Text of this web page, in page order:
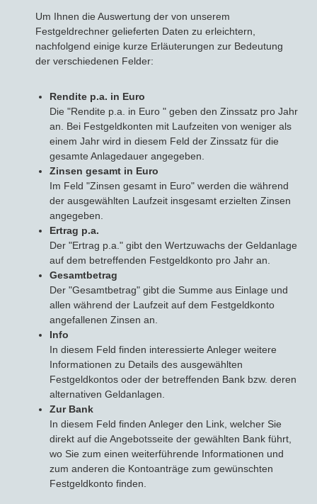
Um Ihnen die Auswertung der von unserem
Festgeldrechner gelieferten Daten zu erleichtern,
nachfolgend einige kurze Erläuterungen zur Bedeutung
der verschiedenen Felder:
Rendite p.a. in Euro
Die "Rendite p.a. in Euro " geben den Zinssatz pro Jahr
an. Bei Festgeldkonten mit Laufzeiten von weniger als
einem Jahr wird in diesem Feld der Zinssatz für die
gesamte Anlagedauer angegeben.
Zinsen gesamt in Euro
Im Feld "Zinsen gesamt in Euro" werden die während
der ausgewählten Laufzeit insgesamt erzielten Zinsen
angegeben.
Ertrag p.a.
Der "Ertrag p.a." gibt den Wertzuwachs der Geldanlage
auf dem betreffenden Festgeldkonto pro Jahr an.
Gesamtbetrag
Der "Gesamtbetrag" gibt die Summe aus Einlage und
allen während der Laufzeit auf dem Festgeldkonto
angefallenen Zinsen an.
Info
In diesem Feld finden interessierte Anleger weitere
Informationen zu Details des ausgewählten
Festgeldkontos oder der betreffenden Bank bzw. deren
alternativen Geldanlagen.
Zur Bank
In diesem Feld finden Anleger den Link, welcher Sie
direkt auf die Angebotsseite der gewählten Bank führt,
wo Sie zum einen weiterführende Informationen und
zum anderen die Kontoanträge zum gewünschten
Festgeldkonto finden.